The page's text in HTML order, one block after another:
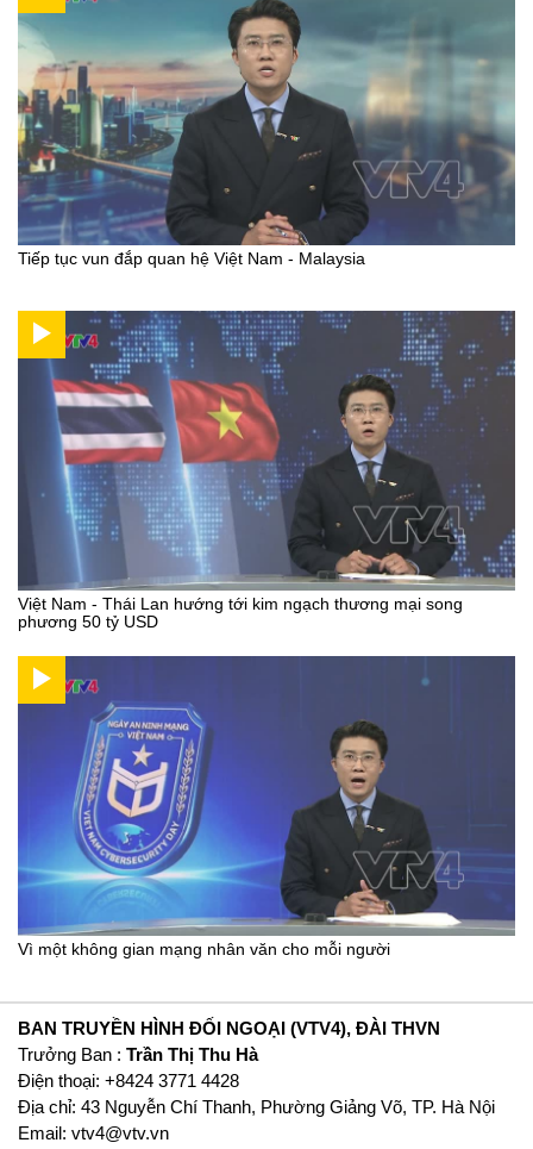
Tiếp tục vun đắp quan hệ Việt Nam - Malaysia
Việt Nam - Thái Lan hướng tới kim ngạch thương mại song
phương 50 tỷ USD
Vì một không gian mạng nhân văn cho mỗi người
BAN TRUYỀN HÌNH ĐỐI NGOẠI (VTV4), ĐÀI THVN
Trưởng Ban : Trần Thị Thu Hà
Ðiện thoại: +8424 3771 4428
Địa chỉ: 43 Nguyễn Chí Thanh, Phường Giảng Võ, TP. Hà Nội
Email: vtv4@vtv.vn